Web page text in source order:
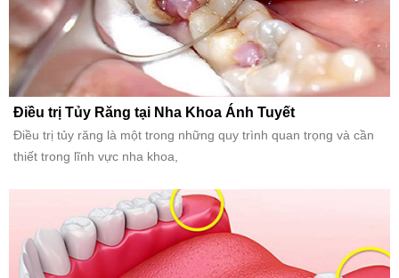
Điều trị Tủy Răng tại Nha Khoa Ánh Tuyết
Điều trị tủy răng là một trong những quy trình quan trọng và cần
thiết trong lĩnh vực nha khoa,